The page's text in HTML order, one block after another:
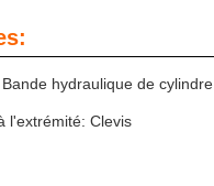
hydraulique de cylindre
l'extrémité: Clevis